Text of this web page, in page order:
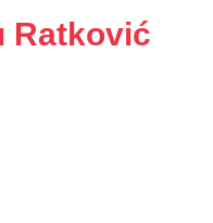
Ratković